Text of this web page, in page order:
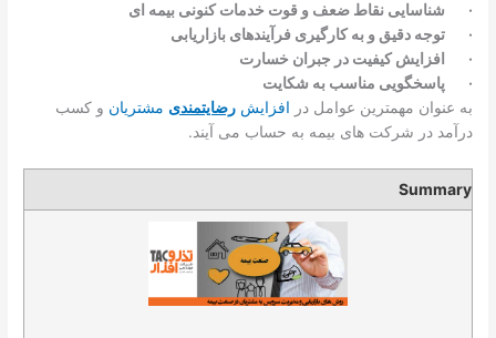
· شناسایی نقاط ضعف و قوت خدمات کنونی بیمه ای
·توجه دقیق و به کارگیری فرآیندهای بازاریابی
·
افزایش کیفیت در جبران خسارت
·پاسخگویی مناسب به شکایت
به عنوان مهمترین عوامل در افزایشرضایتمندی مشتریان و کسب
درآمد در شرکت های بیمه به حساب می آیند.
Summary